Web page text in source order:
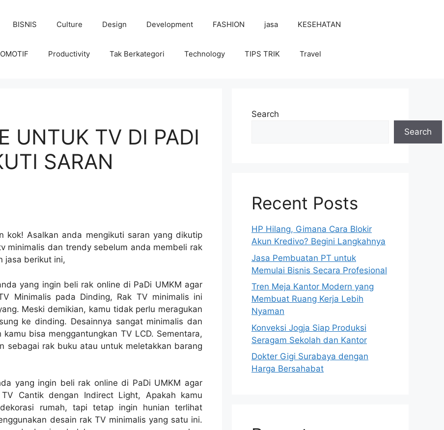
BISNIS Culture Design Development FASHION jasa KESEHATAN
Productivity Tak Berkategori Technology TIPS TRIK Travel
UNTUK TV DI PADI
SARAN
kok! Asalkan anda mengikuti saran yang dikutip
minimalis dan trendy sebelum anda membeli rak
jasa berikut ini,
yang ingin beli rak online di PaDi UMKM agar
Minimalis pada Dinding, Rak TV minimalis ini
Meski demikian, kamu tidak perlu meragukan
ke dinding. Desainnya sangat minimalis dan
bisa menggantungkan TV LCD. Sementara,
sebagai rak buku atau untuk meletakkan barang
yang ingin beli rak online di PaDi UMKM agar
Cantik dengan Indirect Light, Apakah kamu
rumah, tapi tetap ingin hunian terlihat
desain rak TV minimalis yang satu ini.
Search
Search
Recent Posts
HP Hilang, Gimana Cara Blokir
Akun Kredivo? Begini Langkahnya
Jasa Pembuatan PT untuk
Memulai Bisnis Secara Profesional
Tren Meja Kantor Modern yang
Membuat Ruang Kerja Lebih
Nyaman
Konveksi Jogja Siap Produksi
Seragam Sekolah dan Kantor
Dokter Gigi Surabaya dengan
Harga Bersahabat